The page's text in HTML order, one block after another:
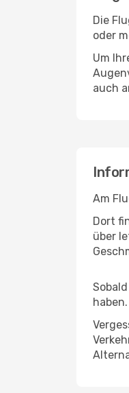
Die
oder
Um
auch
Am
Dort
über